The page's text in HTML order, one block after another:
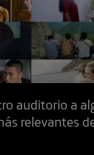
auditorio a
relevantes